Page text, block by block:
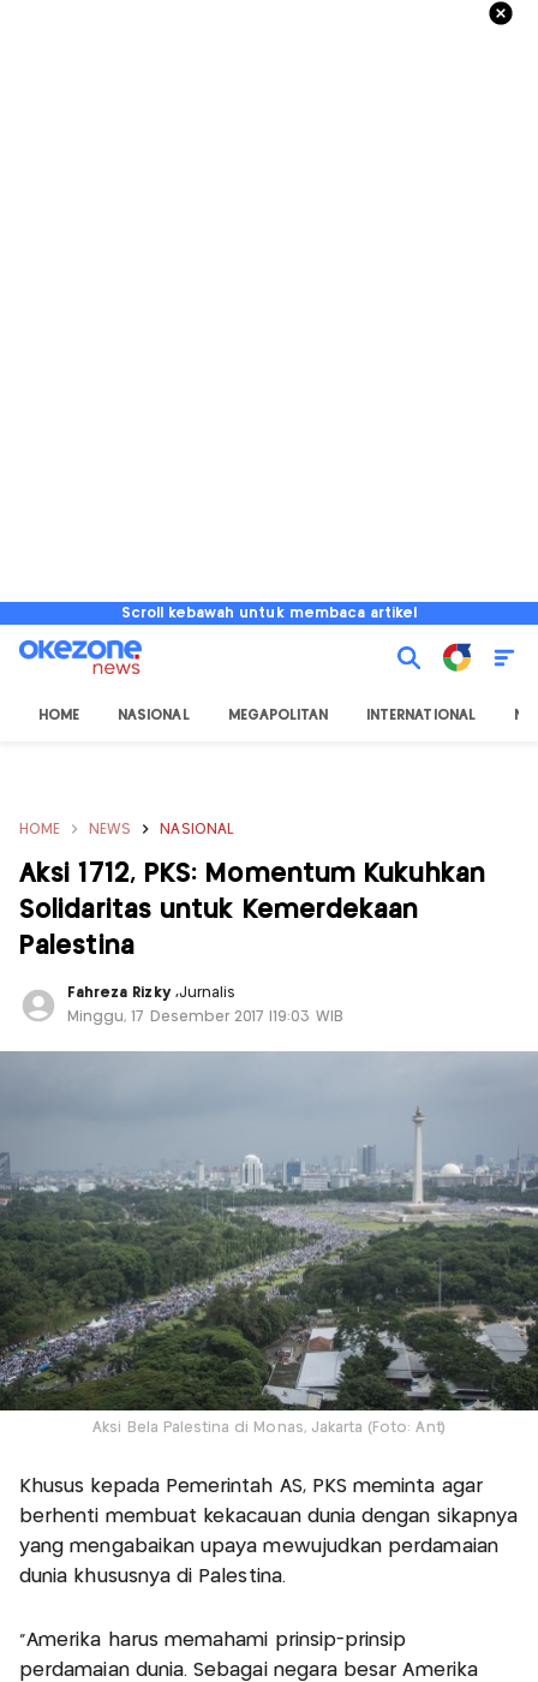
Scroll kebawah untuk membaca artikel
HOME NASIONAL MEGAPOLITAN INTERNATIONAL
HOME NEWS NASIONAL
Aksi 1712, PKS: Momentum Kukuhkan
Solidaritas untuk Kemerdekaan
Palestina
Fahreza Rizky ,Jurnalis
Minggu, 17 Desember 2017 |19:03 WIB
Aksi Bela Palestina di Monas, Jakarta (Foto: Ant)
Khusus kepada Pemerintah AS, PKS meminta agar
berhenti membuat kekacauan dunia dengan sikapnya
yang mengabaikan upaya mewujudkan perdamaian
dunia khususnya di Palestina.
"Amerika harus memahami prinsip-prinsip
perdamaian dunia. Sebagai negara besar Amerika